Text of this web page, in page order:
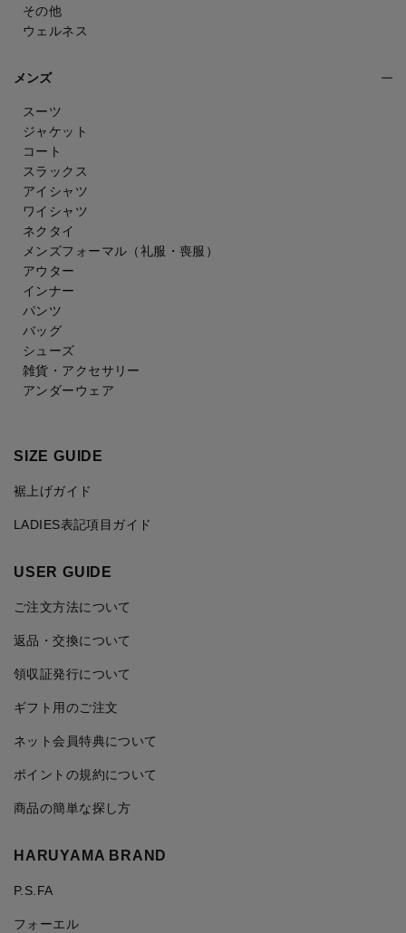
その他
ウェルネス
メンズ
スーツ
ジャケット
コート
スラックス
アイシャツ
ワイシャツ
ネクタイ
メンズフォーマル （礼服・喪服）
アウター
インナー
パンツ
バッグ
シューズ
雑貨・アクセサリー
アンダーウェア
SIZE GUIDE
裾上げガイド
LADIES表記項目ガイド
USER GUIDE
ご注文方法について
返品・交換について
領収証発行について
ギフト用のご注文
ネット会員特典について
ポイントの規約について
商品の簡単な探し方
HARUYAMA BRAND
P.S.FA
フォーエル